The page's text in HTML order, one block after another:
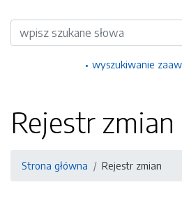
Wyszukiwarka
wyszukiwanie
Rejestr zmian
Strona główna Rejestr zmian